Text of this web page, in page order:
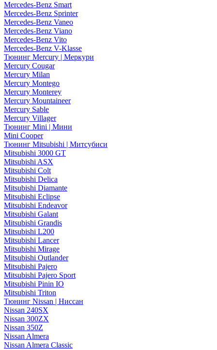
Mercedes-Benz Smart
Mercedes-Benz Sprinter
Mercedes-Benz Vaneo
Mercedes-Benz Viano
Mercedes-Benz Vito
Mercedes-Benz V-Klasse
Тюнинг Mercury | Меркури
Mercury Cougar
Mercury Milan
Mercury Montego
Mercury Monterey
Mercury Mountaineer
Mercury Sable
Mercury Villager
Тюнинг Mini | Мини
Mini Cooper
Тюнинг Mitsubishi | Митсубиси
Mitsubishi 3000 GT
Mitsubishi ASX
Mitsubishi Colt
Mitsubishi Delica
Mitsubishi Diamante
Mitsubishi Eclipse
Mitsubishi Endeavor
Mitsubishi Galant
Mitsubishi Grandis
Mitsubishi L200
Mitsubishi Lancer
Mitsubishi Mirage
Mitsubishi Outlander
Mitsubishi Pajero
Mitsubishi Pajero Sport
Mitsubishi Pinin IO
Mitsubishi Triton
Тюнинг Nissan | Ниссан
Nissan 240SX
Nissan 300ZX
Nissan 350Z
Nissan Almera
Nissan Almera Classic